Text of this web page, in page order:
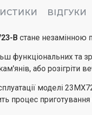
ВІДГУКИ
B стане незамінною
функціональних та
або розігріти
моделі
процес